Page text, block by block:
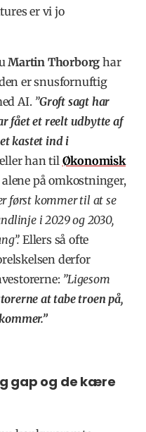
er vi jo
Martin Thorborg har
er snusfornuftig
AI. ”Groft sagt har
fået et reelt udbytte af
kastet ind i
han til Økonomisk
alene på omkostninger,
først kommer til at se
i 2029 og 2030,
Ellers så ofte
derfor
”Ligesom
at tabe troen på,
gap og de kære